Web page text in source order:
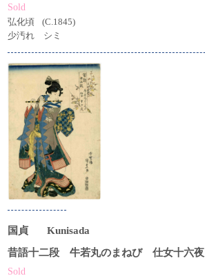
Sold
弘化頃
(C.1845)
少汚れ シミ
国貞
Kunisada
昔語十二段 牛若丸のまねび 仕女十六夜
Sold